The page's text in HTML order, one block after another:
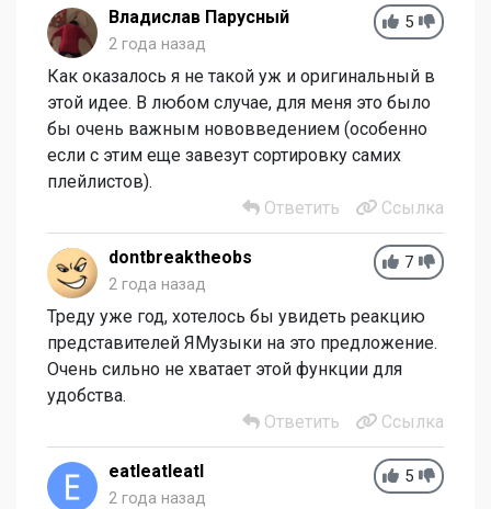
5
Владислав Парусный
2 года назад
Как оказалось я не такой уж и оригинальный в
этой идее. В любом случае, для меня это было
бы очень важным нововведением (особенно
если с этим еще завезут сортировку самих
плейлистов).
Ответить
Ссылка
7
dontbreaktheobs
2 года назад
Треду уже год, хотелось бы увидеть реакцию
представителей ЯМузыки на это предложение.
Очень сильно не хватает этой функции для
удобства.
Ответить
Ссылка
5
eatleatleatl
2 года назад